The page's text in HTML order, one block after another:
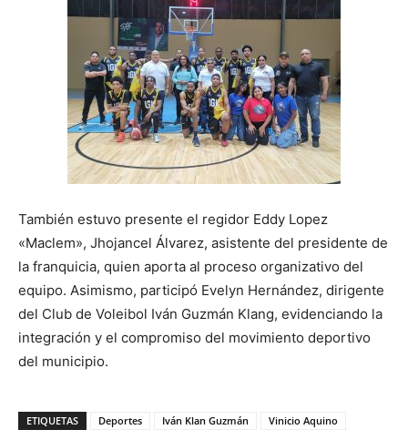
También estuvo presente el regidor Eddy Lopez
«Maclem», Jhojancel Álvarez, asistente del presidente de
la franquicia, quien aporta al proceso organizativo del
equipo. Asimismo, participó Evelyn Hernández, dirigente
del Club de Voleibol Iván Guzmán Klang, evidenciando la
integración y el compromiso del movimiento deportivo
del municipio.
ETIQUETAS Deportes Iván Klan Guzmán Vinicio Aquino